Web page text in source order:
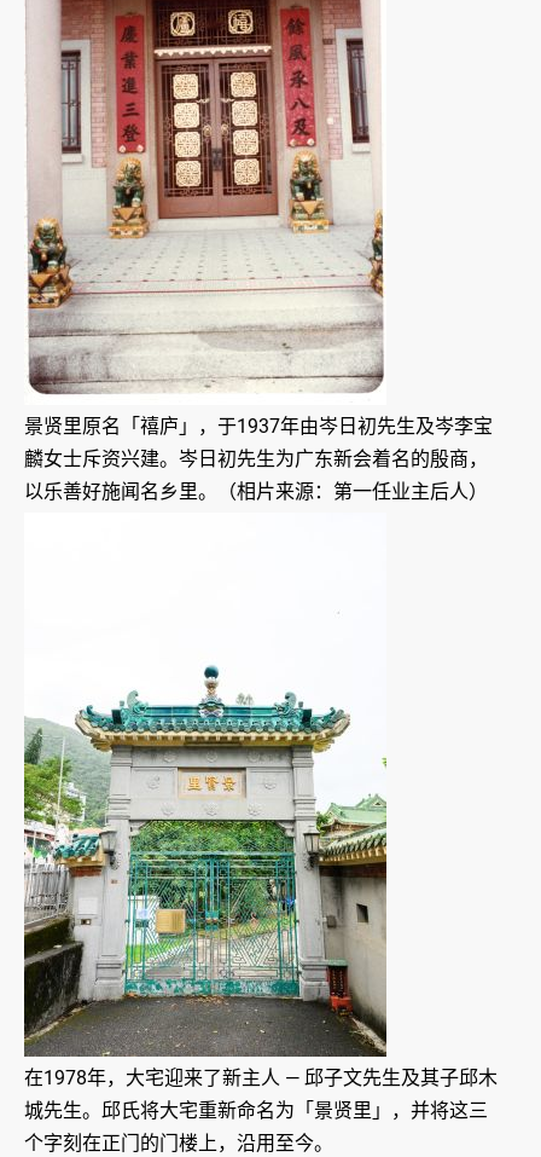
景贤里原名「禧庐」，于1937年由岑日初先生及岑李宝
麟女士斥资兴建。岑日初先生为广东新会着名的殷商，
以乐善好施闻名乡里。（相片来源：第一任业主后人）
在1978年，大宅迎来了新主人 — 邱子文先生及其子邱木
城先生。邱氏将大宅重新命名为「景贤里」，并将这三
个字刻在正门的门楼上，沿用至今。